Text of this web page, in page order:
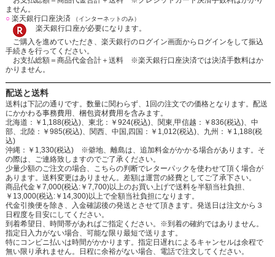
ません。
○楽天銀行口座決済 （インターネットのみ）
楽天銀行口座が必要になります。
ご購入を進めていただき、楽天銀行のログイン画面からログインをして振込
手続きを行ってください。
お支払総額＝商品代金合計＋送料 ※楽天銀行口座決済では決済手数料はか
かりません。
配送と送料
送料は下記の通りです。数量に関わらず、1回の注文での価格となります。配送
にかかわる事務費用、梱包資材費用を含みます。
北海道：￥1,188(税込)、東北：￥924(税込)、関東,甲信越：￥836(税込)、中
部、北陸：￥985(税込)、関西、中国,四国：￥1,012(税込)、九州：￥1,188(税
込)
沖縄：￥1,330(税込) ※僻地、離島は、追加料金がかかる場合があります。そ
の際は、ご連絡致しますのでご了承ください。
少量少額のご注文の場合、こちらの判断でレターパックを使わせて頂く場合が
あります。送料変更はありません。差額は運営の経費としてご了承下さい。
商品代金￥7,000(税込:￥7,700)以上のお買い上げで送料を半額当社負担、
￥13,000(税込:￥14,300)以上で全額当社負担になります。
代金引換便を除き、入金確認後の発送とさせて頂きます。発送日は注文から３
日程度を目安にしてください。
到着希望日、時間帯があればご指定ください。※到着の確約ではありません。
指定日入力がない場合、可能な限り最短で送ります。
特にコンビニ払いは時間がかかります。指定日遅れによるキャンセルは余程で
無い限り承れません。日程に余裕がない場合、電話で注文してください。